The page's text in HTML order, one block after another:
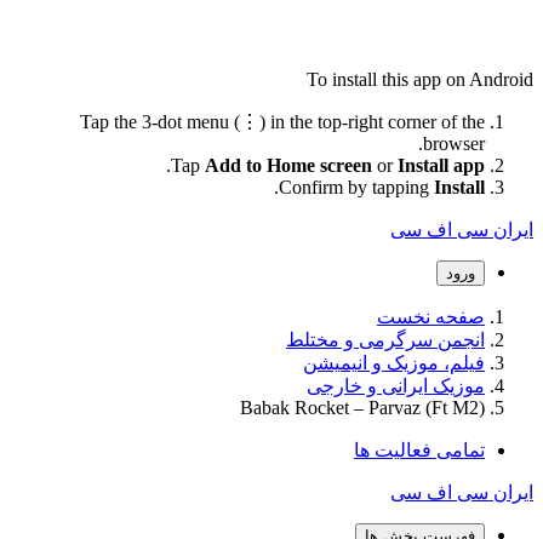
To install this app on Android
Tap the 3-dot menu (⋮) in the top-right corner of the
browser.
Tap Add to Home screen orInstall app
.
Confirm by tapping Install
.
ایران سی اف سی
ورود
صفحه نخست
انجمن سرگرمی و مختلط
فیلم، موزیک و انیمیشن
موزیک ایرانی و خارجی
Babak Rocket – Parvaz (Ft M2)
تمامی فعالیت ها
ایران سی اف سی